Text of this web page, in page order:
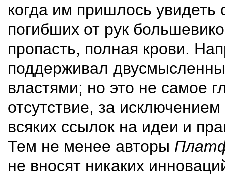
когда им пришлось
погибших от рук
пропасть, полная крови.
поддерживал
властями; но это не самое
отсутствие, за
всяких ссылок на идеи и
Тем не менее авторы
не вносят никаких